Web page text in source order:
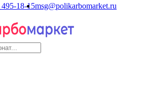
18-15msg@polikarbomarket.ru